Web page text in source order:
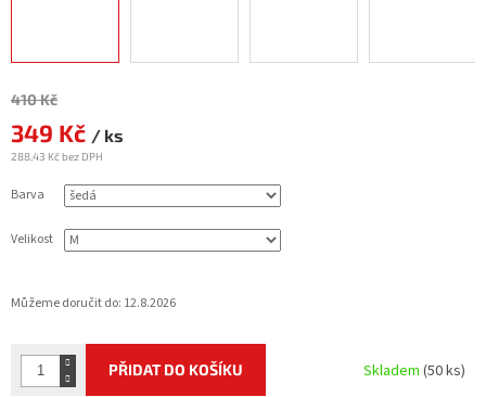
410 Kč
349 Kč / ks
288,43 Kč bez DPH
Měrná
Barva
Velikost
Můžeme doručit do: 12.8.2026
PŘIDAT DO KOŠÍKU Skladem(50 ks)